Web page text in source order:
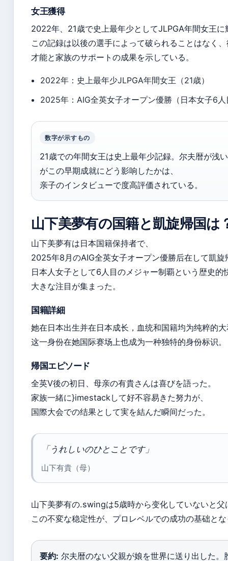
女王獲得
2022年、21歳で史上最年少としてJLPGA年間女王に
この記録は以後の選手によって破られることはなく
才能と家族のサポートの成果を示している。
2022年：史上最年少JLPGA年間女王（21歳）
2025年：AIG全英女子オープン優勝（日本女子6
数字が示すもの
21歳での年間女王は史上最年少記録。尔夫暦が浅
がこの早期成就にどう影响したかは、
亲子のインタビューで度高評価されている。
山下美夢有の国籍と凱旋帰国は
山下美夢有は日本国籍保持者で、
2025年8月のAIG全英女子オープン優勝后在して凱旋
日本人女子として6人目のメジャー制覇という歴史的
大きな注目が集まった。
国籍詳細
她在日本出生并在日本成长，血统和国籍均为纯粹的
这一身份在她国际赛场上也成为一种独特的身份标识。
帰国エピソード
全英V後の初日、母亲の有貴さんは喜びを語った。
家族一緒に}imestackして好不容易きた努力が、
国際大会での结果として実を結んだ瞬间だった。
「うれしいのひとことです」
山下有貴（母）
山下美夢有の.swingは5歳時から变化していないと父
この不変な稳定性が、プロレベルでの成功の基础と
要約: 尔夫暦のない父親が娘を世界に送り出した